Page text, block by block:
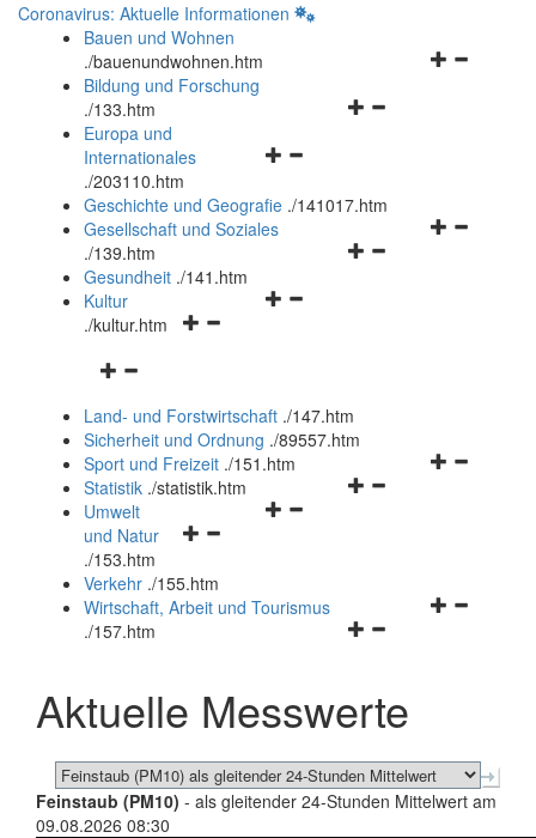
Coronavirus: Aktuelle Informationen
Bauen und Wohnen
./bauenundwohnen.htm
Navigationsmenü
Bildung und Forschung
./133.htm
Navigationsmenü
und
schließen
Europa und
Internationales
./203110.htm
Geschichte und Geografie ./141017.htm
Navigationsmenü
Gesellschaft und Soziales
./139.htm
Navigationsmenü
Gesundheit ./141.htm
Navigationsmenü
Kultur
./kultur.htm
Navigationsmenü
und
schließen
Land- und Forstwirtschaft ./147.htm
Sicherheit und Ordnung ./89557.htm
Navigationsmenü
Sport und Freizeit ./151.htm
Navigationsmenü
Statistik ./statistik.htm
Navigationsmenü
und
schließen
Umwelt
und Natur
./153.htm
Verkehr ./155.htm
Navigationsmenü
schließen
Wirtschaft, Arbeit und Tourismus
./157.htm
Aktuelle Messwerte
Feinstaub (PM10) - als gleitender 24-Stunden Mittelwert am
09.08.2026 08:30